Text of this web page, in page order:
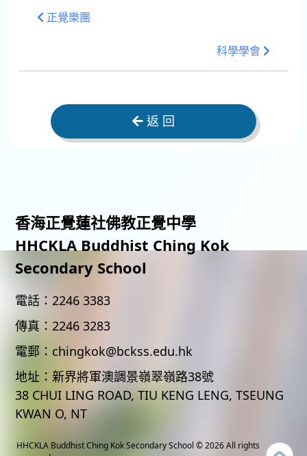
正覺樂團
科學學會
返 回
香海正覺蓮社佛教正覺中學
HHCKLA Buddhist Ching Kok
Secondary School
電話： 2246 3383
傳真： 2246 3283
電郵： chingkok@bckss.edu.hk
地址： 新界將軍澳調景嶺翠嶺路38號
38 CHUI LING ROAD, TIU KENG LENG, TSEUNG
KWAN O, NT
HHCKLA Buddhist Ching Kok Secondary School © 2026 All rights